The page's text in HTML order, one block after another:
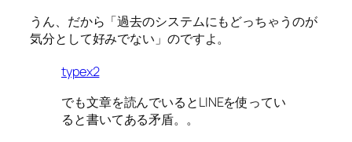
うん、だから「過去のシステムにもどっちゃうのが
気分として好みでない」のですよ。
typex2
でも文章を読んでいるとLINEを使ってい
ると書いてある矛盾。。